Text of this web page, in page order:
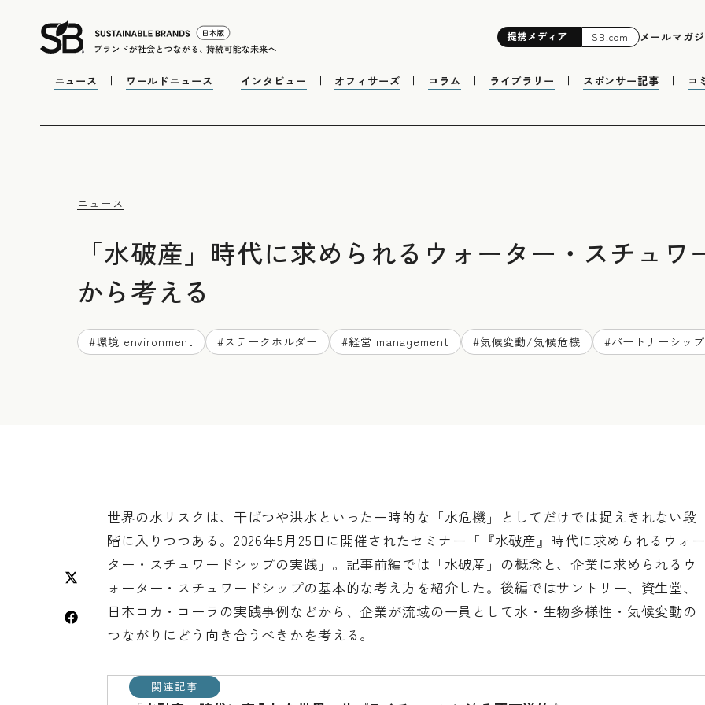
提携メディア SB.com メールマガ
ニュース ワールドニュース インタビュー オフィサーズ コラム ライブラリー スポンサー記事 コ
ニュース
「水破産」時代に求められるウォーター・スチュ
から考える
#環境 environment #ステークホルダー #経営 management #気候変動/気候危機 #パートナーシップ
世界の水リスクは、干ばつや洪水といった一時的な「水危機」としてだけでは捉えきれない段
階に入りつつある。2026年5月25日に開催されたセミナー「『水破産』時代に求められるウォー
ター・スチュワードシップの実践」。記事前編では「水破産」の概念と、企業に求められるウ
ォーター・スチュワードシップの基本的な考え方を紹介した。後編ではサントリー、資生堂、
日本コカ・コーラの実践事例などから、企業が流域の一員として水・生物多様性・気候変動の
つながりにどう向き合うべきかを考える。
関連記事